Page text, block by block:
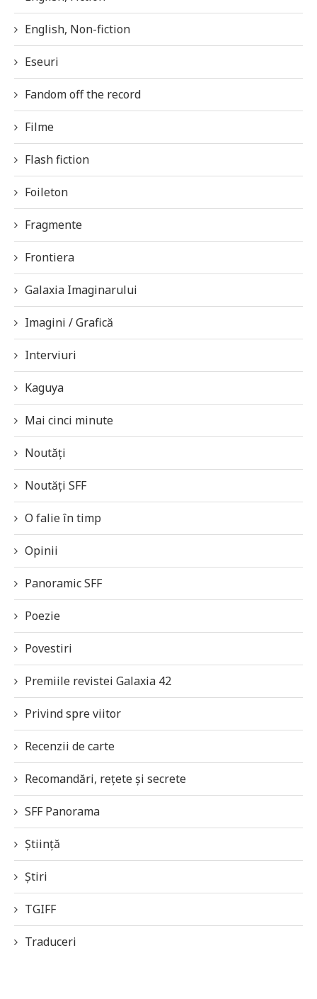
English, Non-fiction
Eseuri
Fandom off the record
Filme
Flash fiction
Foileton
Fragmente
Frontiera
Galaxia Imaginarului
Imagini / Grafică
Interviuri
Kaguya
Mai cinci minute
Noutăți
Noutăți SFF
O falie în timp
Opinii
Panoramic SFF
Poezie
Povestiri
Premiile revistei Galaxia 42
Privind spre viitor
Recenzii de carte
Recomandări, rețete și secrete
SFF Panorama
Știință
Știri
TGIFF
Traduceri